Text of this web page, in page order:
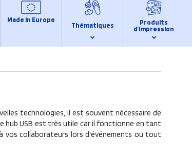
Made in Europe
Thématiques
Produits
d’impression
technologies, il est souvent nécessaire de
hub USB est très utile car il fonctionne en tant
vos collaborateurs lors d'événements ou tout